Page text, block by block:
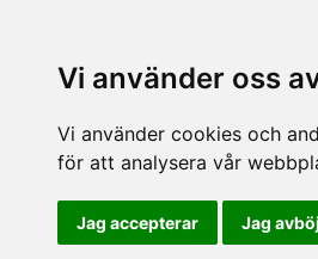
Vi använder oss
Vi använder cookies och
för att analysera vår
Jag accepterar Jag